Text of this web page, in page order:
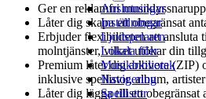
Anslutningar
Inställningar
Ljudspelaren
Lokala filer
Musikbibliotek
Navigering
Spellistor
Ger en reklamfri
Låter dig skapa ett obegränsat
Erbjuder flexibiliteten att ansluta
molntjänster, vilket utökar din
Premium låter dig arkivera (ZIP)
inklusive spellistor, album,
Låter dig lägga till ett obegränsat